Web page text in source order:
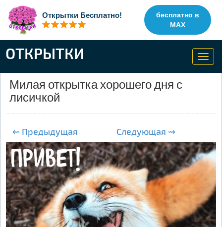
Открытки Бесплатно!
бесплатно в
MAX
ОТКРЫТКИ
Милая открытка хорошего дня с
лисичкой
⇜ Предыдущая Следующая ⇝